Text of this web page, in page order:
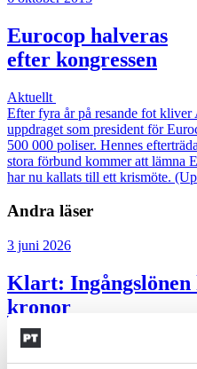
Eurocop halveras
efter kongressen
Aktuellt
Efter fyra år på resande fot
uppdraget som president för
500 000 poliser. Hennes
stora förbund kommer att lämna
har nu kallats till ett krismöte.
Andra läser
3 juni 2026
Klart: Ingångslönen
kronor
4 juni 2026